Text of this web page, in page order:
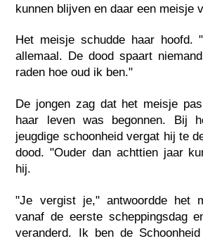
kunnen blijven en daar een meisje
Het meisje schudde haar hoofd.
allemaal. De dood spaart
raden hoe oud ik ben."
De jongen zag dat het meisje
haar leven was begonnen. Bij
jeugdige schoonheid vergat hij te
dood. "Ouder dan achttien jaar
hij.
"Je vergist je," antwoordde het
vanaf de eerste scheppingsdag
veranderd. Ik ben de